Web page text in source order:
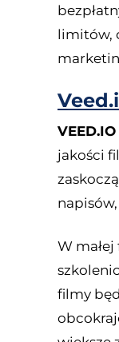
limitów,
VEED.IO
jakości
W
filmy